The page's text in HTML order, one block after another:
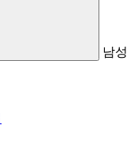
남성